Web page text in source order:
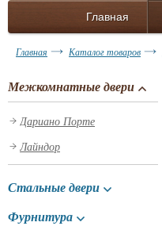
Главная
Главная Каталог товаров
Межкомнатные двери
Дариано Порте
Лайндор
Стальные двери
Фурнитура